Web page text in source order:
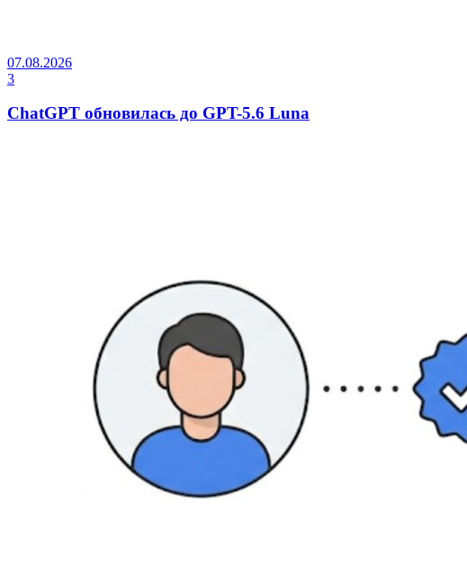
07.08.2026
3
ChatGPT обновилась до GPT-5.6 Luna